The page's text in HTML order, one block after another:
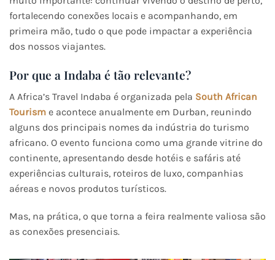
fortalecendo conexões locais e acompanhando, em
primeira mão, tudo o que pode impactar a experiência
dos nossos viajantes.
Por que a Indaba é tão relevante?
A Africa’s Travel Indaba é organizada pela South African
Tourism e acontece anualmente em Durban, reunindo
alguns dos principais nomes da indústria do turismo
africano. O evento funciona como uma grande vitrine do
continente, apresentando desde hotéis e safáris até
experiências culturais, roteiros de luxo, companhias
aéreas e novos produtos turísticos.
Mas, na prática, o que torna a feira realmente valiosa são
as conexões presenciais.